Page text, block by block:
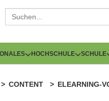
HOCHSCHULE SCHULE
CONTENT ELEARNING-